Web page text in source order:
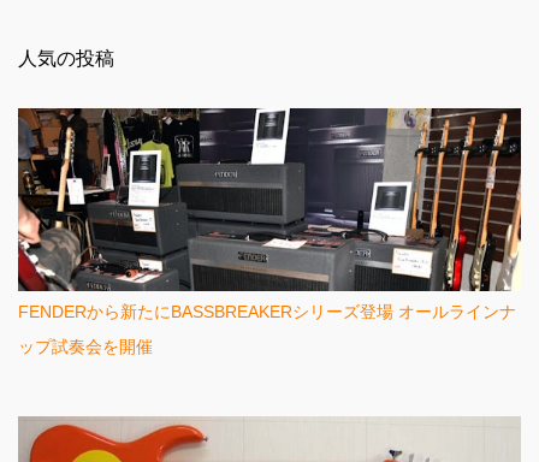
ト
人気の投稿
FENDERから新たにBASSBREAKERシリーズ登場 オールラインナ
ップ試奏会を開催